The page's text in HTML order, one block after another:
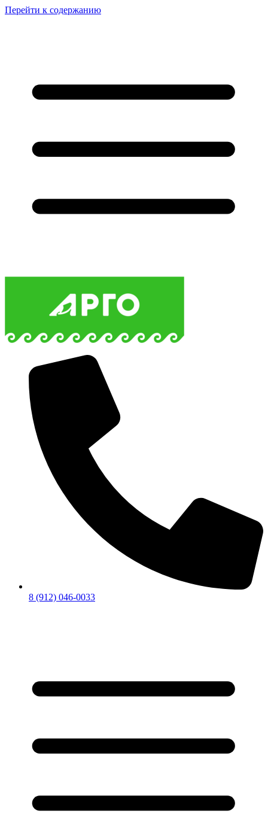
Перейти к содержанию
8 (912) 046-0033